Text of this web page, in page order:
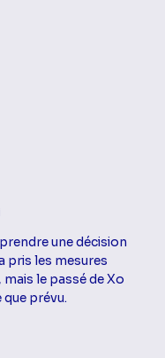
une décision
pris les mesures
le passé de Xo
prévu.
fiche diffusion